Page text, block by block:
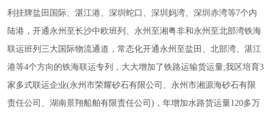
利挂牌盐田国际、湛江港、深圳蛇口、深圳妈湾、深圳赤湾等7个内
陆港，开通永州至长沙中欧班列、永州至湘粤非和永州至北部湾铁海
联运班列三大国际物流通道，常态化开通永州至盐田、北部湾、湛江
港等4个方向的铁海联运专列，大大增加了铁路运输货运量;我区培育3
家多式联运企业(永州市荣耀砂石有限公司、永州市湘源海砂石有限
责任公司、湖南景翔船舶有限责任公司)，年增加水路货运量120多万